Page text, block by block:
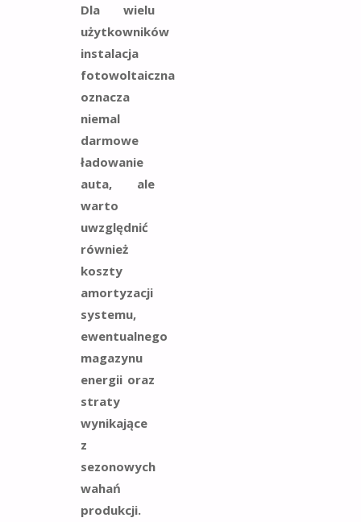
Dla wielu
użytkowników
instalacja
fotowoltaiczna
oznacza
niemal
darmowe
ładowanie
auta, ale
warto
uwzględnić
również
koszty
amortyzacji
systemu,
ewentualnego
magazynu
energii oraz
straty
wynikające
z
sezonowych
wahań
produkcji.